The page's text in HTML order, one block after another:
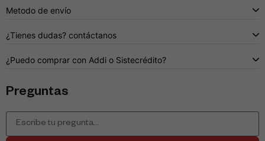
Metodo de envío
¿Tienes dudas? contáctanos
¿Puedo comprar con Addi o Sistecrédito?
Preguntas